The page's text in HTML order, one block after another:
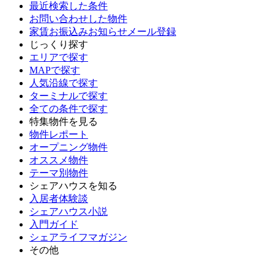
最近検索した条件
お問い合わせした物件
家賃お振込みお知らせメール登録
じっくり探す
エリアで探す
MAPで探す
人気沿線で探す
ターミナルで探す
全ての条件で探す
特集物件を見る
物件レポート
オープニング物件
オススメ物件
テーマ別物件
シェアハウスを知る
入居者体験談
シェアハウス小説
入門ガイド
シェアライフマガジン
その他